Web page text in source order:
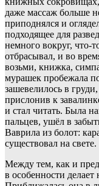
даже массаж больше
приподнялся и
подходящее для
немного вокруг, что-
отбрасывал, и во
возьми, книжка,
мурашек пробежала по
зашевелилось в
прислонив к
и стал читать. Была
пальцев, ушёл в
Ваврила из болот:
существовал на свете.
Между тем, как и
в особенности